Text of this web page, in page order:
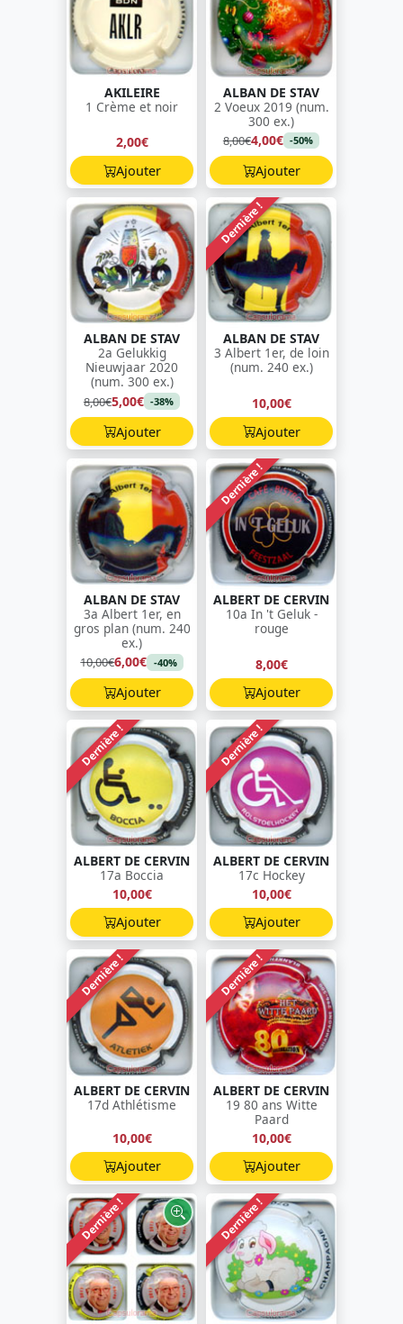
AKILEIRE
1 Crème et noir
2,00€
Ajouter
ALBAN DE STAV
2 Voeux 2019 (num.
300 ex.)
8,00€4,00€ -50%
Ajouter
ALBAN DE STAV
2a Gelukkig
Nieuwjaar 2020
(num. 300 ex.)
8,00€5,00€ -38%
Ajouter
Dernière !
ALBAN DE STAV
3 Albert 1er, de loin
(num. 240 ex.)
10,00€
Ajouter
ALBAN DE STAV
3a Albert 1er, en
gros plan (num. 240
ex.)
10,00€6,00€ -40%
Ajouter
Dernière !
ALBERT DE CERVIN
10a In 't Geluk -
rouge
8,00€
Ajouter
Dernière !
ALBERT DE CERVIN
17a Boccia
10,00€
Ajouter
Dernière !
ALBERT DE CERVIN
17c Hockey
10,00€
Ajouter
Dernière !
ALBERT DE CERVIN
17d Athlétisme
10,00€
Ajouter
Dernière !
ALBERT DE CERVIN
19 80 ans Witte
Paard
10,00€
Ajouter
Dernière ! Dernière !